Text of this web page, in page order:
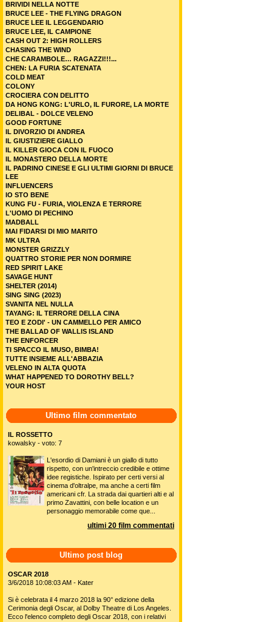
BRIVIDI NELLA NOTTE
BRUCE LEE - THE FLYING DRAGON
BRUCE LEE IL LEGGENDARIO
BRUCE LEE, IL CAMPIONE
CASH OUT 2: HIGH ROLLERS
CHASING THE WIND
CHE CARAMBOLE… RAGAZZI!!!...
CHEN: LA FURIA SCATENATA
COLD MEAT
COLONY
CROCIERA CON DELITTO
DA HONG KONG: L'URLO, IL FURORE, LA MORTE
DELIBAL - DOLCE VELENO
GOOD FORTUNE
IL DIVORZIO DI ANDREA
IL GIUSTIZIERE GIALLO
IL KILLER GIOCA CON IL FUOCO
IL MONASTERO DELLA MORTE
IL PADRINO CINESE E GLI ULTIMI GIORNI DI BRUCE
LEE
INFLUENCERS
IO STO BENE
KUNG FU - FURIA, VIOLENZA E TERRORE
L'UOMO DI PECHINO
MADBALL
MAI FIDARSI DI MIO MARITO
MK ULTRA
MONSTER GRIZZLY
QUATTRO STORIE PER NON DORMIRE
RED SPIRIT LAKE
SAVAGE HUNT
SHELTER (2014)
SING SING (2023)
SVANITA NEL NULLA
TAYANG: IL TERRORE DELLA CINA
TEO E ZODI' - UN CAMMELLO PER AMICO
THE BALLAD OF WALLIS ISLAND
THE ENFORCER
TI SPACCO IL MUSO, BIMBA!
TUTTE INSIEME ALL'ABBAZIA
VELENO IN ALTA QUOTA
WHAT HAPPENED TO DOROTHY BELL?
YOUR HOST
Ultimo film commentato
IL ROSSETTO
kowalsky - voto: 7
L'esordio di Damiani è un giallo di tutto
rispetto, con un'intreccio credibile e ottime
idee registiche. Ispirato per certi versi al
cinema d'oltralpe, ma anche a certi film
americani cfr. La strada dai quartieri alti e al
primo Zavattini, con belle location e un
personaggio memorabile come que...
ultimi 20 film commentati
Ultimo post blog
OSCAR 2018
3/6/2018 10:08:03 AM - Kater
Si è celebrata il 4 marzo 2018 la 90° edizione della
Cerimonia degli Oscar, al Dolby Theatre di Los Angeles.
Ecco l'elenco completo degli Oscar 2018, con i relativi